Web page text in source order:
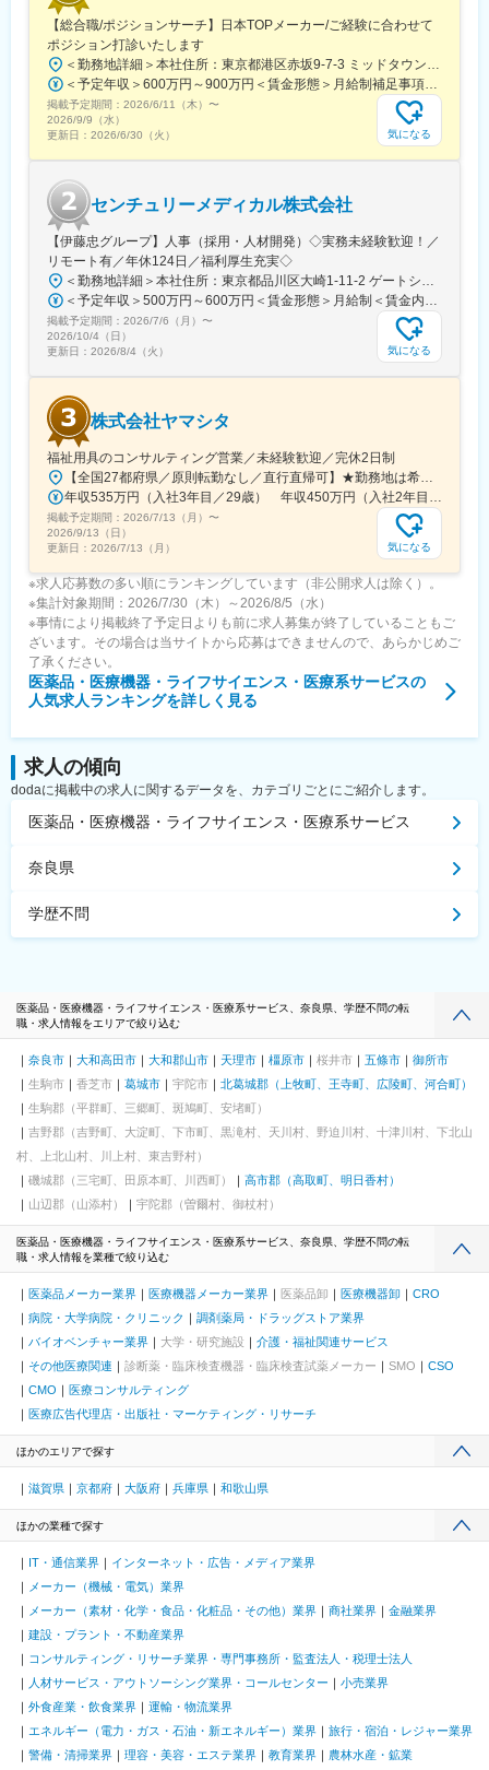
■就業環境
週3日夜間勤務（月13日程度）、シフト制で明け休みあり。年末
年始や特別休暇も充実し、ライフイベントにも柔軟に対応してい
ます。車通勤可能・無料駐車場あり。
■想定されるキャリアパス
将来的には訪問診療現場のリーダーや、他拠点への業務拡大サポ
ートなど、幅広いキャリア形成が可能です。
■企業の特徴/魅力
東海・関西・九州エリアを中心に、24時間365日体制で在宅医療
を提供し、患者様一人ひとりのニーズに応える柔軟な医療サポー
ト体制を構築しています。
変更の範囲：会社の定める業務
【総合職/ポジションサーチ】日本TOPメーカー/ご経験に合わせて
ポジション打診いたします
掲載予定期間： 2026/6/11（木） 〜
2026/9/9（水）
更新日： 2026/6/30（火） 気になる
センチュリーメディカル株式会社
【伊藤忠グループ】人事（採用・人材開発）◇実務未経験歓迎！／
リモート有／年休124日／福利厚生充実◇
掲載予定期間： 2026/7/6（月） 〜
2026/10/4（日）
更新日： 2026/8/4（火） 気になる
株式会社ヤマシタ
福祉用具のコンサルティング営業／未経験歓迎／完休2日制
掲載予定期間： 2026/7/13（月） 〜
2026/9/13（日）
更新日： 2026/7/13（月） 気になる
※求人応募数の多い順にランキングしています（非公開求人は除く）。
※集計対象期間：2026/7/30（木）～2026/8/5（水）
※事情により掲載終了予定日よりも前に求人募集が終了していることもご
ざいます。その場合は当サイトから応募はできませんので、あらかじめご
了承ください。
医薬品・医療機器・ライフサイエンス・医療系サービスの
人気求人ランキングを詳しく見る
求人の傾向
dodaに掲載中の求人に関するデータを、カテゴリごとにご紹介します。
医薬品・医療機器・ライフサイエンス・医療系サービス
奈良県
学歴不問
医薬品・医療機器・ライフサイエンス・医療系サービス、奈良県、学歴不問の転
職・求人情報をエリアで絞り込む
奈良市 大和高田市 大和郡山市 天理市 橿原市 桜井市 五條市
御所市
生駒市
香芝市 葛城市 宇陀市
北葛城郡（上牧町、王寺町、広陵町、河合町）
生駒郡（平群町、三郷町、斑鳩町、安堵町）
吉野郡（吉野町、大淀町、下市町、黒滝村、天川村、野迫川村、十津川村、下北山
村、上北山村、川上村、東吉野村）
磯城郡（三宅町、田原本町、川西町）
高市郡（高取町、明日香村）
山辺郡（山添村）
宇陀郡（曽爾村、御杖村）
医薬品・医療機器・ライフサイエンス・医療系サービス、奈良県、学歴不問の転
職・求人情報を業種で絞り込む
医薬品メーカー業界 医療機器メーカー業界 医薬品卸 医療機器卸
CRO
病院・大学病院・クリニック
調剤薬局・ドラッグストア業界
バイオベンチャー業界
大学・研究施設
介護・福祉関連サービス
その他医療関連
診断薬・臨床検査機器・臨床検査試薬メーカー SMO
CSO
CMO
医療コンサルティング
医療広告代理店・出版社・マーケティング・リサーチ
ほかのエリアで探す
滋賀県 京都府 大阪府 兵庫県 和歌山県
ほかの業種で探す
IT・通信業界
インターネット・広告・メディア業界
メーカー（機械・電気）業界
メーカー（素材・化学・食品・化粧品・その他）業界
商社業界
金融業界
建設・プラント・不動産業界
コンサルティング・リサーチ業界・専門事務所・監査法人・税理士法人
人材サービス・アウトソーシング業界・コールセンター
小売業界
外食産業・飲食業界
運輸・物流業界
エネルギー（電力・ガス・石油・新エネルギー）業界
旅行・宿泊・レジャー業界
警備・清掃業界
理容・美容・エステ業界 教育業界 農林水産・鉱業